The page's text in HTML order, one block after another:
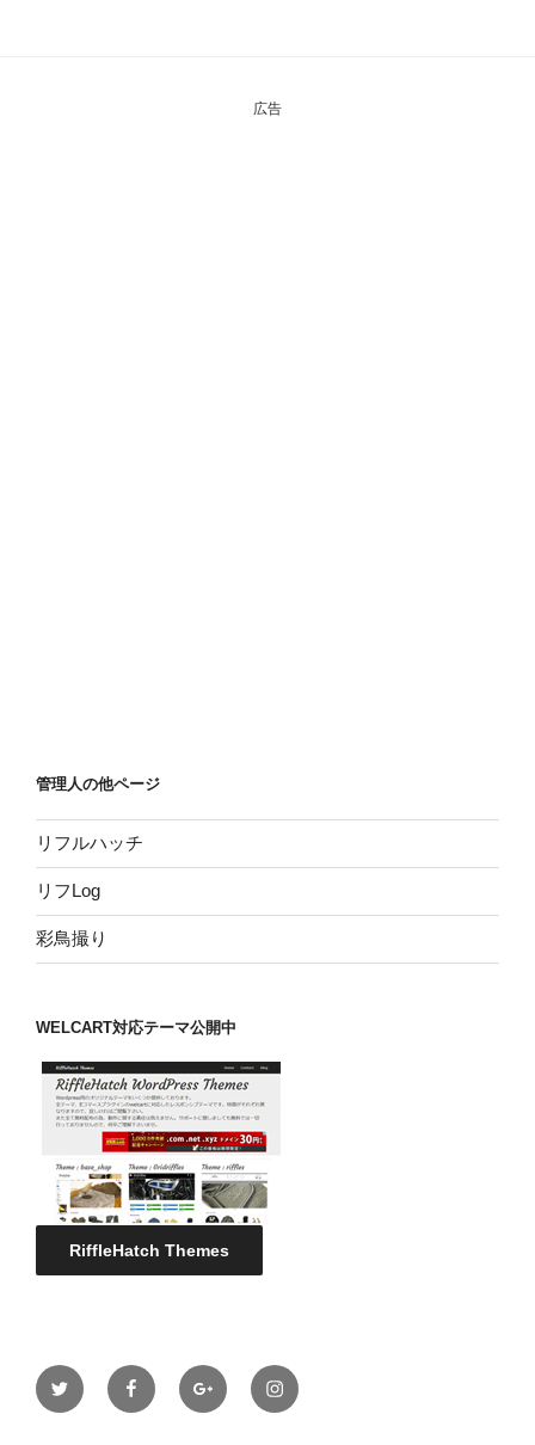
広告
管理人の他ページ
リフルハッチ
リフLog
彩鳥撮り
WELCART対応テーマ公開中
RiffleHatch Themes
twitter facebookgoogle instagram